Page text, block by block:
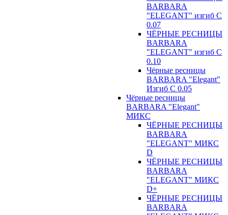
BARBARA
"ELEGANT" изгиб С
0.07
ЧЁРНЫЕ РЕСНИЦЫ
BARBARA
"ELEGANT" изгиб С
0.10
Чёрные ресницы
BARBARA "Elegant"
Изгиб С 0.05
Чёрные ресницы
BARBARA "Elegant"
МИКС
ЧЁРНЫЕ РЕСНИЦЫ
BARBARA
"ELEGANT" МИКС
D
ЧЁРНЫЕ РЕСНИЦЫ
BARBARA
"ELEGANT" МИКС
D+
ЧЁРНЫЕ РЕСНИЦЫ
BARBARA